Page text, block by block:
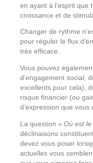
en ayant à l’esprit que
croissance et de
Changer de rythme
pour réguler le flux
très efficace.
Vous pouvez
d’engagement social,
excellents pour cela),
risque financier (ou
d’expression que vous
La question « Où est le
déclinaisons
devez vous poser
actuelles vous